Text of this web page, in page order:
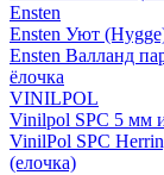
Ensten
Ensten Уют
Ensten Валланд
ёлочка
VINILPOL
Vinilpol SPC 5 мм
VinilPol SPC
(елочка)